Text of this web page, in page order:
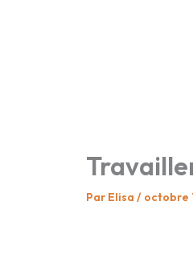
Par Elisa / octobre